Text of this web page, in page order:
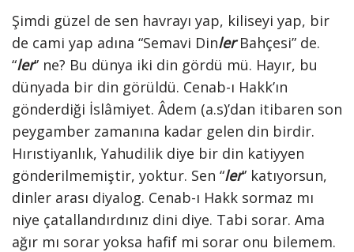
Şimdi güzel de sen havrayı yap, kiliseyi yap, bir
de cami yap adına “Semavi DinlerBahçesi” de.
“ler” ne? Bu dünya iki din gördü mü. Hayır, bu
dünyada bir din görüldü. Cenab-ı Hakk’ın
gönderdiği İslâmiyet. Âdem (a.s)’dan itibaren son
peygamber zamanına kadar gelen din birdir.
Hırıstiyanlık, Yahudilik diye bir din katiyyen
gönderilmemiştir, yoktur. Sen “ler” katıyorsun,
dinler arası diyalog. Cenab-ı Hakk sormaz mı
niye çatallandırdınız dini diye. Tabi sorar. Ama
ağır mı sorar yoksa hafif mi sorar onu bilemem.